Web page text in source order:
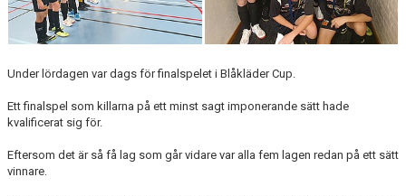
Under lördagen var dags för finalspelet i Blåkläder Cup.
Ett finalspel som killarna på ett minst sagt imponerande sätt hade
kvalificerat sig för.
Eftersom det är så få lag som går vidare var alla fem lagen redan på ett sätt
vinnare.